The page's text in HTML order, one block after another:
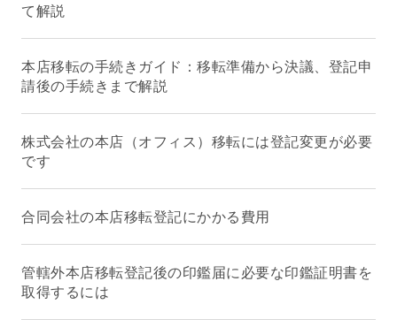
て解説
本店移転の手続きガイド：移転準備から決議、登記申
請後の手続きまで解説
株式会社の本店（オフィス）移転には登記変更が必要
です
合同会社の本店移転登記にかかる費用
管轄外本店移転登記後の印鑑届に必要な印鑑証明書を
取得するには